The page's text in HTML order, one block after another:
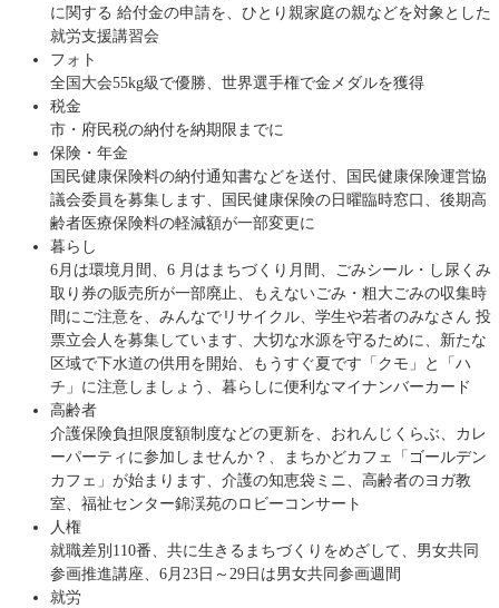
に関する 給付金の申請を、ひとり親家庭の親などを対象とした
就労支援講習会
フォト
全国大会55kg級で優勝、世界選手権で金メダルを獲得
税金
市・府民税の納付を納期限までに
保険・年金
国民健康保険料の納付通知書などを送付、国民健康保険運営協
議会委員を募集します、国民健康保険の日曜臨時窓口、後期高
齢者医療保険料の軽減額が一部変更に
暮らし
6月は環境月間、6 月はまちづくり月間、ごみシール・し尿くみ
取り券の販売所が一部廃止、もえないごみ・粗大ごみの収集時
間にご注意を、みんなでリサイクル、学生や若者のみなさん 投
票立会人を募集しています、大切な水源を守るために、新たな
区域で下水道の供用を開始、もうすぐ夏です「クモ」と「ハ
チ」に注意しましょう、暮らしに便利なマイナンバーカード
高齢者
介護保険負担限度額制度などの更新を、おれんじくらぶ、カレ
ーパーティに参加しませんか？、まちかどカフェ「ゴールデン
カフェ」が始まります、介護の知恵袋ミニ、高齢者のヨガ教
室、福祉センター錦渓苑のロビーコンサート
人権
就職差別110番、共に生きるまちづくりをめざして、男女共同
参画推進講座、6月23日～29日は男女共同参画週間
就労